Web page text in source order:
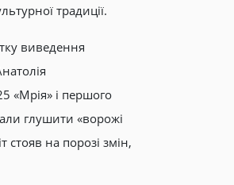
традиції.
виведення
«Мрія» і першого
глушити «ворожі
стояв на порозі змін,